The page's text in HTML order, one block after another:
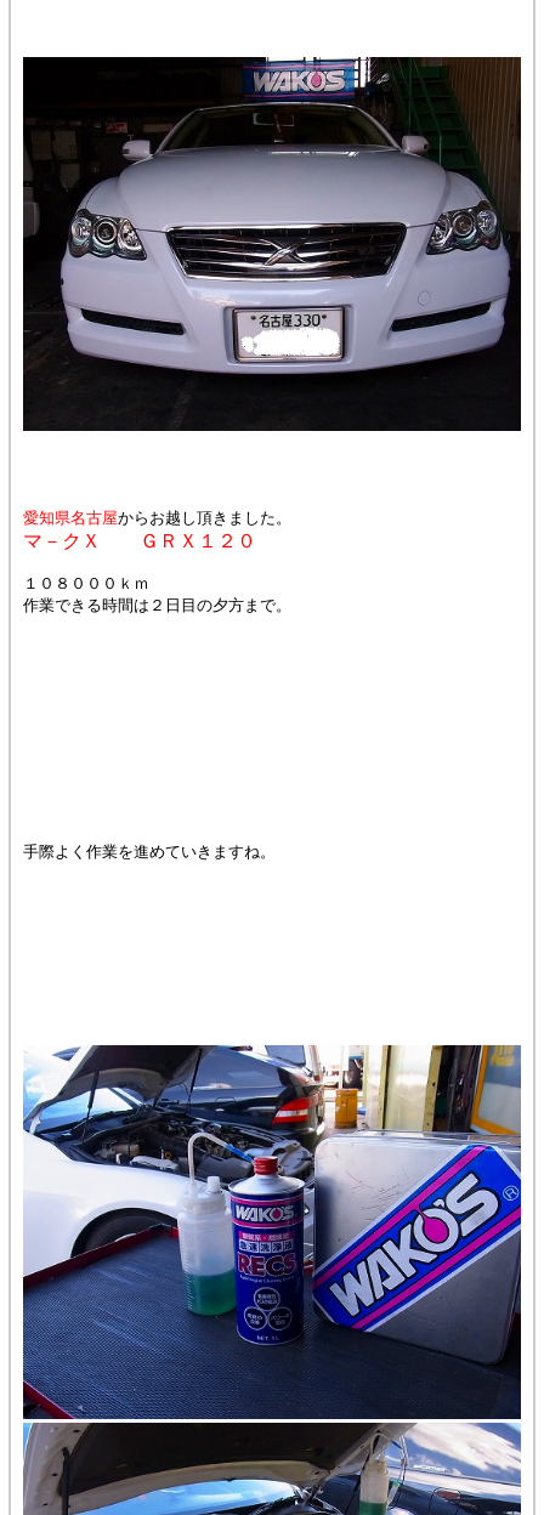
愛知県名古屋からお越し頂きました。
マ－クＸ ＧＲＸ１２０
１０８０００ｋｍ
作業できる時間は２日目の夕方まで。
手際よく作業を進めていきますね。